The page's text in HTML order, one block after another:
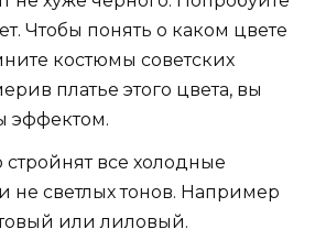
Чтобы понять о каком цвете
костюмы советских
платье этого цвета, вы
эффектом.
все холодные
не светлых тонов. Например
или лиловый.